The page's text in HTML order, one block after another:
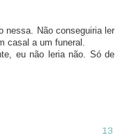
nessa. Não conseguiria ler
casal a um funeral.
eu não leria não. Só de